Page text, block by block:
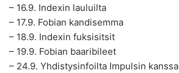
– 16.9. Indexin lauluilta
– 17.9. Fobian kandisemma
– 18.9. Indexin fuksisitsit
– 19.9. Fobian baaribileet
– 24.9. Yhdistysinfoilta Impulsin kanssa